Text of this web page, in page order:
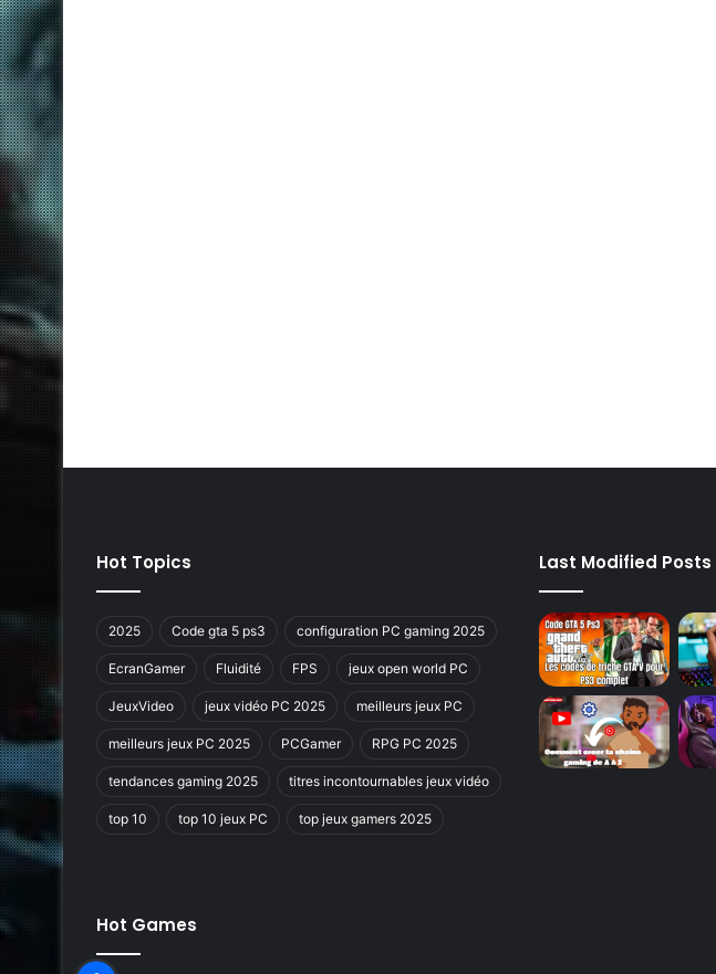
Hot Topics
2025 Code gta 5 ps3 configuration PC gaming 2025
EcranGamer Fluidité FPS jeux open world PC
JeuxVideo jeux vidéo PC 2025 meilleurs jeux PC
meilleurs jeux PC 2025 PCGamer RPG PC 2025
tendances gaming 2025 titres incontournables jeux vidéo
top 10 top 10 jeux PC top jeux gamers 2025
Last Modified Posts
Hot Games